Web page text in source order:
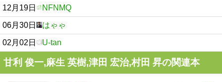
12月19日 NFNMQ
06月30日 はゃゃ
02月02日 U-tan
甘利 俊一,麻生 英樹,津田 宏治,村田 昇の関連本